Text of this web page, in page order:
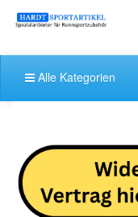
Alle Kategorien